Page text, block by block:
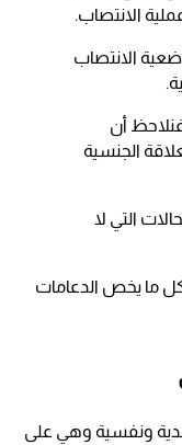
الانتصاب.
الانتصاب
أن
الجنسية
التي لا
ما يخص الدعامات
ونفسية وهي على